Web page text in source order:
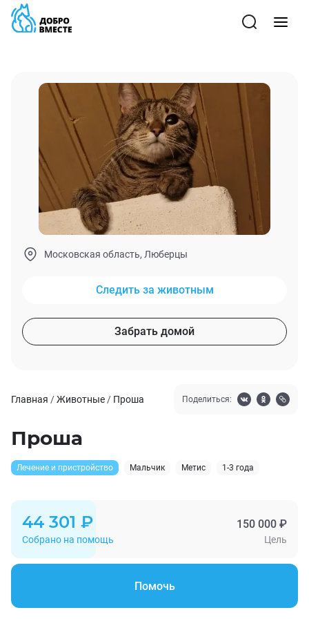
Московская область, Люберцы
Следить за животным
Забрать домой
Главная /Животные / Проша Поделиться:
Проша
Лечение и пристройство Мальчик Метис 1-3 года
44 301 ₽ 150 000 ₽
Собрано на помощь Цель
Помочь